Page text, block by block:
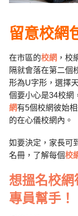
留意校網
在市區的校網 ，校
隔就會落在第二個
形為U字形，選擇
個要小心是34校網
網有5個校網彼始
的在心儀校網內。
如要決定，家長可
名冊，了解每個校
想搵名校
專員幫手！